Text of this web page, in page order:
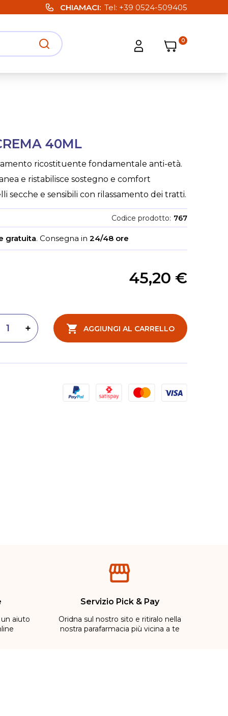
CHIAMACI Tel: +39 0524-509405
Apri ricerca Apri strumenti utente
Carrello
Carrello
0
40ML
ricostituente fondamentale anti-età.
e ristabilisce sostegno e comfort
secche e sensibili con rilassamento dei tratti.
Codice prodotto 767
gratuita. Consegna in 24/48 ore
45,20 €
Aumenta quantità
quantità AGGIUNGI AL CARRELLO
aiuto
Servizio Pick & Pay
Oridna sul nostro sito e ritiralo nella
nostra parafarmacia più vicina a te